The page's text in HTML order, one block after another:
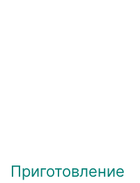
Приготовление